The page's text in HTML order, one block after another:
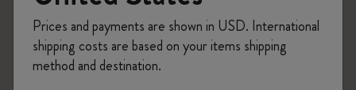
Prices and payments are shown in USD. International
shipping costs are based on your items shipping
method and destination.